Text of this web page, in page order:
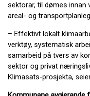
sektorar, til dømes innan
areal- og
– Effektivt lokalt
verktøy, systematisk
samarbeid på tvers av
sektor og privat
Klimasats-prosjekta,